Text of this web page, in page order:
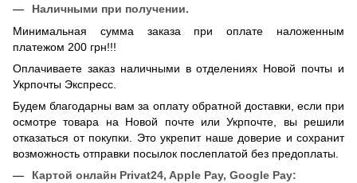
Наличными при получении.
Минимальная сумма заказа при оплате наложенным
платежом 200 грн!!!
Оплачиваете заказ наличными в отделениях Новой почты и
Укрпочты Экспресс.
Будем благодарны вам за оплату обратной доставки, если при
осмотре товара на Новой почте или Укрпочте, вы решили
отказаться от покупки. Это укрепит наше доверие и сохранит
возможность отправки посылок послеплатой без предоплаты.
Картой онлайн Privat24, Apple Pay, Google Pay: